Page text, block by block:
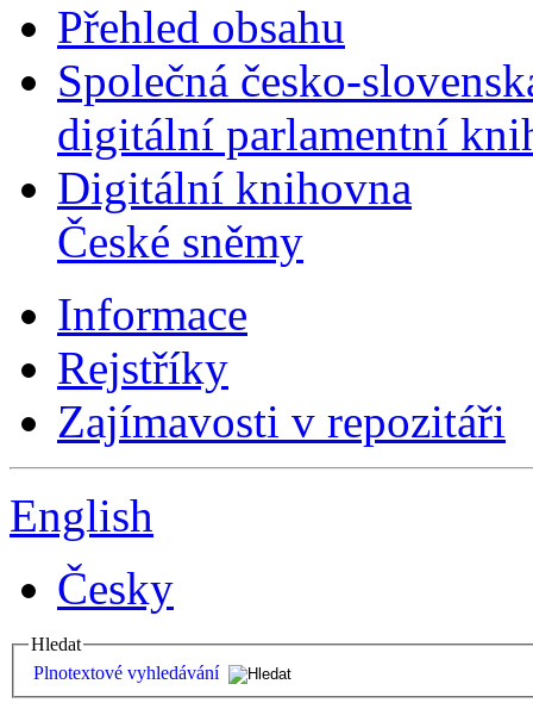
Přehled obsahu
Společná česko-
digitální parlamentní
Digitální knihovna
České sněmy
Informace
Rejstříky
Zajímavosti v repozitáři
English
Česky
Hledat
Plnotextové vyhledávání